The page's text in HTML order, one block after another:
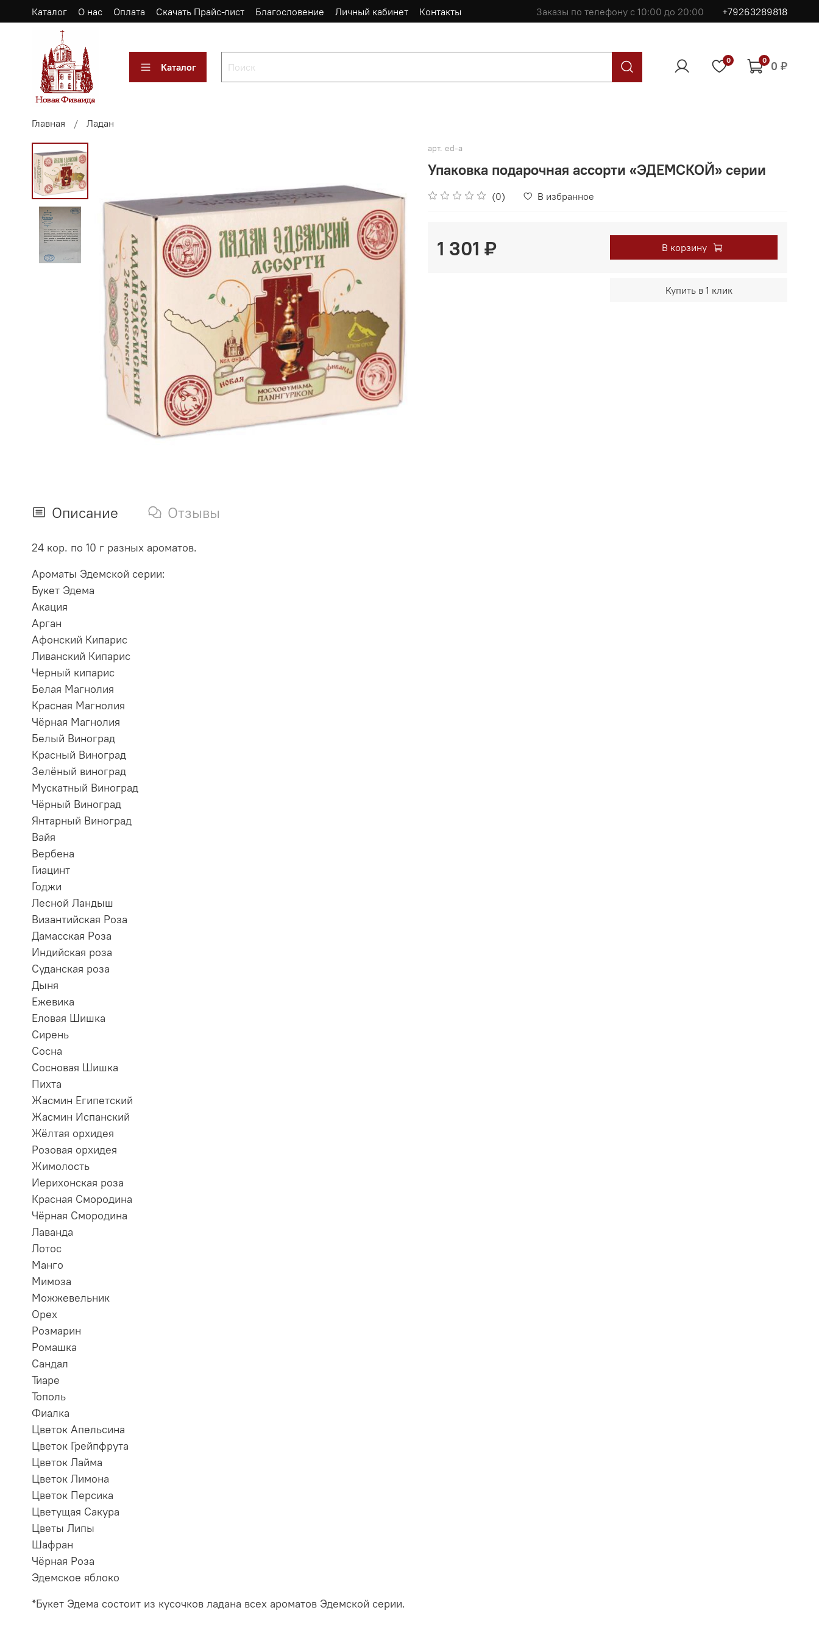
Каталог О нас Оплата Скачать Прайс-лист Благословение Личный кабинет Контакты Заказы по телефону с 10:00 до 20:00 +79263289818
Каталог
0 0 0 ₽
Главная Ладан
арт. ed-a
Упаковка подарочная ассорти «ЭДЕМСКОЙ» серии
(0) В избранное
1 301 ₽ В корзину
Купить в 1 клик
Описание Отзывы
24 кор. по 10 г разных ароматов.
Ароматы Эдемской серии:
Букет Эдема
Акация
Арган
Афонский Кипарис
Ливанский Кипарис
Черный кипарис
Белая Магнолия
Красная Магнолия
Чёрная Магнолия
Белый Виноград
Красный Виноград
Зелёный виноград
Мускатный Виноград
Чёрный Виноград
Янтарный Виноград
Вайя
Вербена
Гиацинт
Годжи
Лесной Ландыш
Византийская Роза
Дамасская Роза
Индийская роза
Суданская роза
Дыня
Ежевика
Еловая Шишка
Сирень
Сосна
Сосновая Шишка
Пихта
Жасмин Египетский
Жасмин Испанский
Жёлтая орхидея
Розовая орхидея
Жимолость
Иерихонская роза
Красная Смородина
Чёрная Смородина
Лаванда
Лотос
Манго
Мимоза
Можжевельник
Орех
Розмарин
Ромашка
Сандал
Тиаре
Тополь
Фиалка
Цветок Апельсина
Цветок Грейпфрута
Цветок Лайма
Цветок Лимона
Цветок Персика
Цветущая Сакура
Цветы Липы
Шафран
Чёрная Роза
Эдемское яблоко
*Букет Эдема состоит из кусочков ладана всех ароматов Эдемской серии.